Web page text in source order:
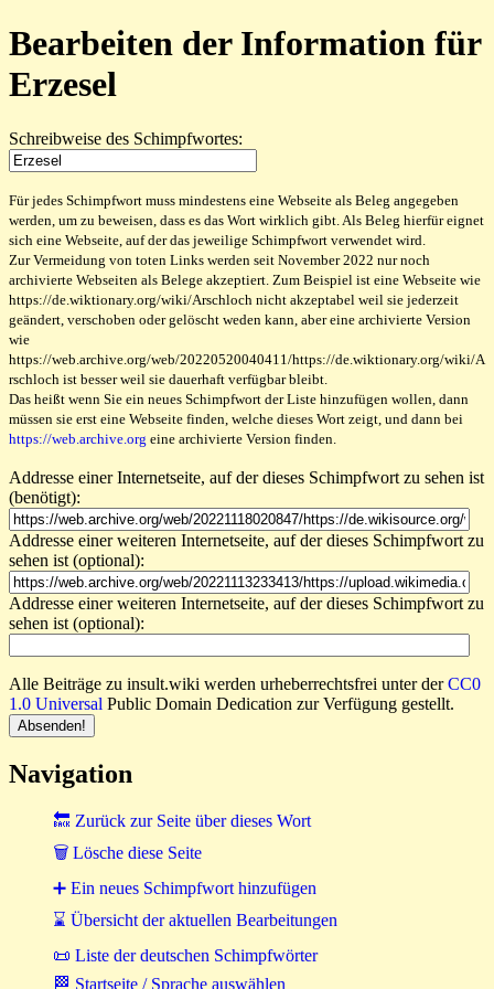
Bearbeiten der Information für
Erzesel
Schreibweise des Schimpfwortes:
Für jedes Schimpfwort muss mindestens eine Webseite als Beleg angegeben
werden, um zu beweisen, dass es das Wort wirklich gibt. Als Beleg hierfür eignet
sich eine Webseite, auf der das jeweilige Schimpfwort verwendet wird.
Zur Vermeidung von toten Links werden seit November 2022 nur noch
archivierte Webseiten als Belege akzeptiert. Zum Beispiel ist eine Webseite wie
https://de.wiktionary.org/wiki/Arschloch nicht akzeptabel weil sie jederzeit
geändert, verschoben oder gelöscht weden kann, aber eine archivierte Version
wie
https://web.archive.org/web/20220520040411/https://de.wiktionary.org/wiki/A
rschloch ist besser weil sie dauerhaft verfügbar bleibt.
Das heißt wenn Sie ein neues Schimpfwort der Liste hinzufügen wollen, dann
müssen sie erst eine Webseite finden, welche dieses Wort zeigt, und dann bei
https://web.archive.org eine archivierte Version finden.
Addresse einer Internetseite, auf der dieses Schimpfwort zu sehen ist
(benötigt):
Addresse einer weiteren Internetseite, auf der dieses Schimpfwort zu
sehen ist (optional):
Addresse einer weiteren Internetseite, auf der dieses Schimpfwort zu
sehen ist (optional):
Alle Beiträge zu insult.wiki werden urheberrechtsfrei unter derCC0
1.0 Universal Public Domain Dedication zur Verfügung gestellt.
Navigation
🔙 Zurück zur Seite über dieses Wort
🗑 Lösche diese Seite
➕ Ein neues Schimpfwort hinzufügen
⌛ Übersicht der aktuellen Bearbeitungen
📜 Liste der deutschen Schimpfwörter
🏁 Startseite / Sprache auswählen